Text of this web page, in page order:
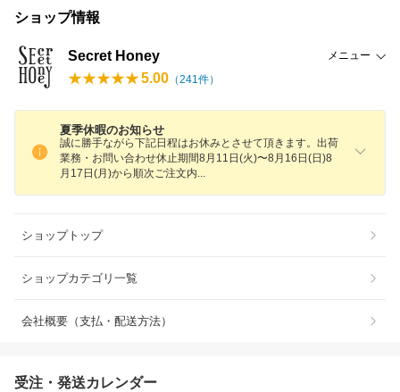
ショップ情報
Secret Honey メニュー
5.00 （241件）
夏季休暇のお知らせ
誠に勝手ながら下記日程はお休みとさせて頂きます。出荷
業務・お問い合わせ休止期間8月11日(火)〜8月16日(日)8
月17日(月)から順次ご注文内
ショップトップ
ショップカテゴリ一覧
会社概要（支払・配送方法）
受注・発送カレンダー